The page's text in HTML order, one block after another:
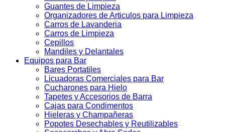
Guantes de Limpieza
Organizadores de Articulos para Limpieza
Carros de Lavanderia
Carros de Limpieza
Cepillos
Mandiles y Delantales
Equipos para Bar
Bares Portatiles
Licuadoras Comerciales para Bar
Cucharones para Hielo
Tapetes y Accesorios de Barra
Cajas para Condimentos
Hieleras y Champañeras
Popotes Desechables y Reutilizables